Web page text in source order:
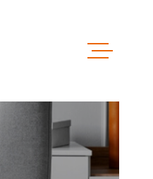
VENTES